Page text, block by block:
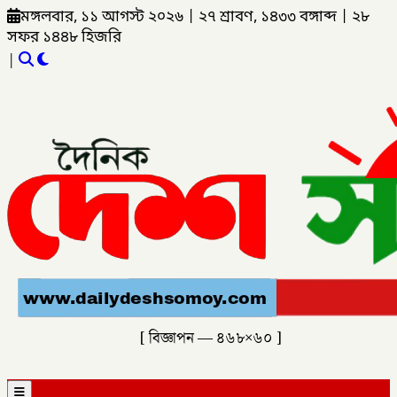
মঙ্গলবার, ১১ আগস্ট ২০২৬ ২৭ শ্রাবণ, ১৪৩৩ বঙ্গাব্দ
২৮
সফর ১৪৪৮ হিজরি
|
[ বিজ্ঞাপন — ৪৬৮×৬০ ]